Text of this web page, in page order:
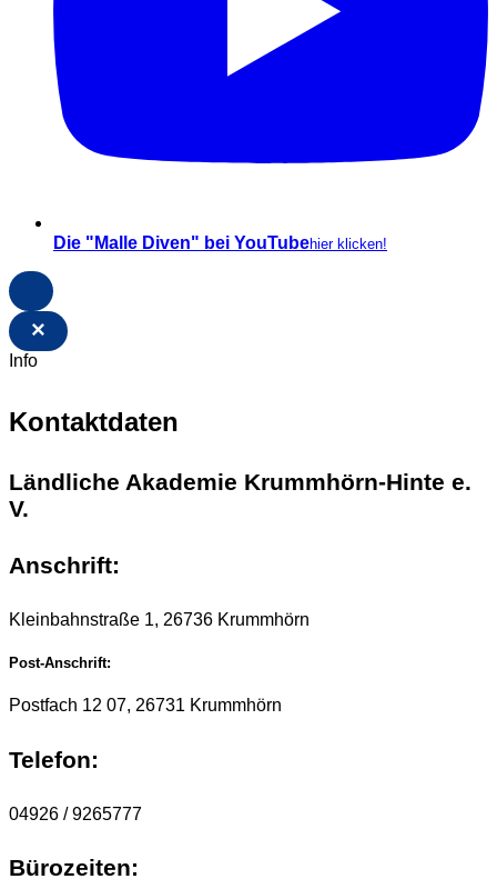
Die "Malle Diven" bei YouTubehier klicken!
×
Info
Kontaktdaten
Ländliche Akademie Krummhörn-Hinte e.
V.
Anschrift:
Kleinbahnstraße 1, 26736 Krummhörn
Post-Anschrift:
Postfach 12 07, 26731 Krummhörn
Telefon:
04926 / 9265777
Bürozeiten: